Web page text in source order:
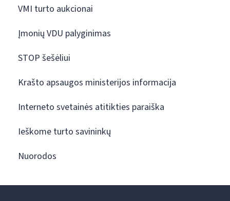
VMI turto aukcionai
Įmonių VDU palyginimas
STOP šešėliui
Krašto apsaugos ministerijos informacija
Interneto svetainės atitikties paraiška
Ieškome turto savininkų
Nuorodos